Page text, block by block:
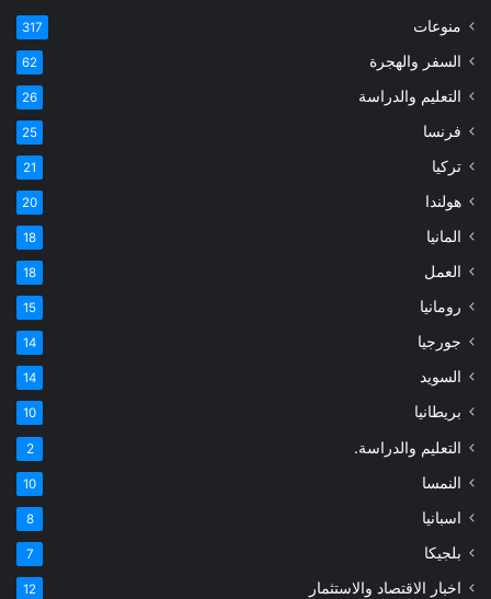
منوعات 317
السفر والهجرة 62
التعليم والدراسة 26
فرنسا 25
تركيا 21
هولندا 20
المانيا 18
العمل 18
رومانيا 15
جورجيا 14
السويد 14
بريطانيا 10
التعليم والدراسة. 2
النمسا 10
اسبانيا 8
بلجيكا 7
اخبار الاقتصاد والاستثمار 12